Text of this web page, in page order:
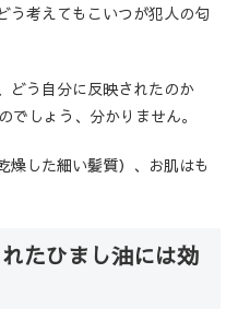
う考えてもこいつが犯人の匂
どう自分に反映されたのか
でしょう、分かりません。
燥した細い髪質）、お肌はも
たひまし油には効